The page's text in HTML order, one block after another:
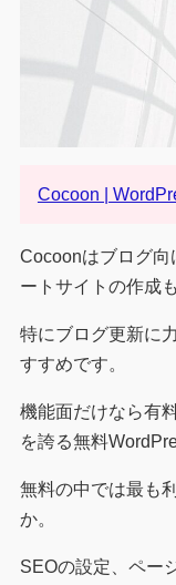
Cocoon |
Cocoonはブログ向
ートサイトの作成
特にブログ更新に
すすめです。
機能面だけなら有
を誇る無料
無料の中では最も
か。
SEOの設定、ペー